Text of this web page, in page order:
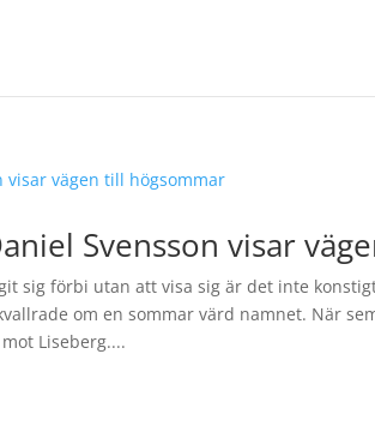
Svensson visar
sig förbi utan att visa sig är det inte
om en sommar värd namnet. När
Liseberg....